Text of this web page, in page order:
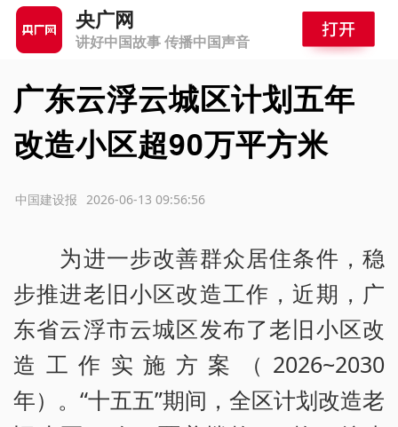
央广网
讲好中国故事 传播中国声音
广东云浮云城区计划五年
改造小区超90万平方米
2026-06-13 09:56:56
中国建设报
为进一步改善群众居住条件，稳
步推进老旧小区改造工作，近期，广
东省云浮市云城区发布了老旧小区改
造工作实施方案（2026~2030
年）。“十五五”期间，全区计划改造老